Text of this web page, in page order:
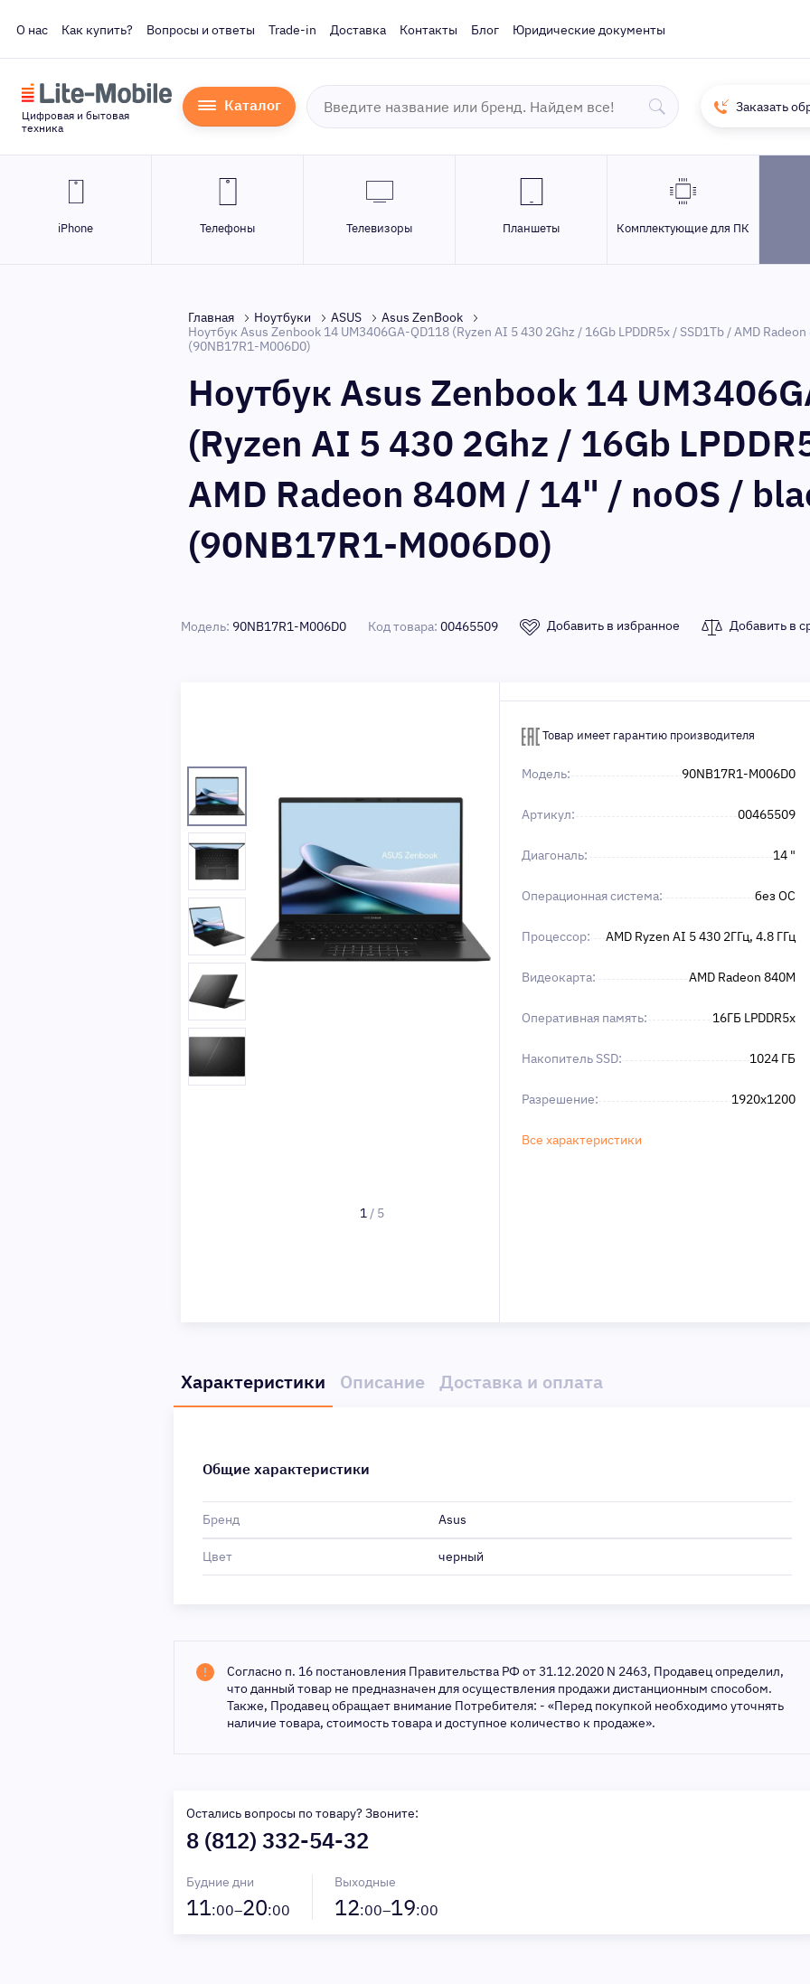
О нас Как купить? Вопросы и ответы Trade-in Доставка Контакты Блог Юридические документы
Цифровая и бытовая
техника
Каталог Заказать
iPhone Телефоны Телевизоры Планшеты Комплектующие для ПК
Главная Ноутбуки ASUS
Asus ZenBook
Ноутбук Asus Zenbook 14 UM3406GA-QD118 (Ryzen AI 5 430 2Ghz / 16Gb LPDDR5x / SSD1Tb / AMD
(90NB17R1-M006D0)
Ноутбук Asus Zenbook 14
(Ryzen AI 5 430 2Ghz / 16Gb
AMD Radeon 840M / 14" / noOS /
(90NB17R1-M006D0)
Модель: 90NB17R1-M006D0 Код товара: 00465509 Добавить в избранное Добавить в
1/ 5
Товар имеет гарантию производителя
Модель: 90NB17R1-M006D0
Артикул: 00465509
Диагональ: 14 "
Операционная система: без ОС
Процессор: AMD Ryzen AI 5 430 2ГГц, 4.8 ГГц
Видеокарта: AMD Radeon 840M
Оперативная память: 16ГБ LPDDR5x
Накопитель SSD: 1024 ГБ
Разрешение: 1920x1200
Все характеристики
Характеристики Описание Доставка и оплата
Общие характеристики
Бренд Asus
Цвет черный
Согласно п. 16 постановления Правительства РФ от 31.12.2020 N 2463, Продавец определил,
что данный товар не предназначен для осуществления продажи дистанционным способом.
Также, Продавец обращает внимание Потребителя: - «Перед покупкой необходимо уточнять
наличие товара, стоимость товара и доступное количество к продаже».
Остались вопросы по товару? Звоните:
8 (812) 332-54-32
Будние дни
11:00–20:00
Выходные
12:00–19:00